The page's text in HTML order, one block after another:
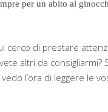
per un abito al
cerco di prestare
altri da consigliarmi?
l’ora di leggere le